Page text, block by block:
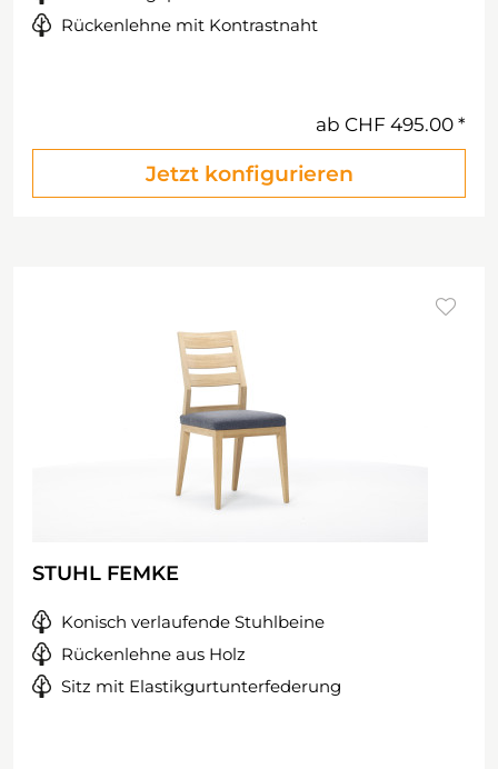
Rückenlehne mit Kontrastnaht
ab CHF 495.00
Jetzt konfigurieren
STUHL FEMKE
Konisch verlaufende Stuhlbeine
Rückenlehne aus Holz
Sitz mit Elastikgurtunterfederung